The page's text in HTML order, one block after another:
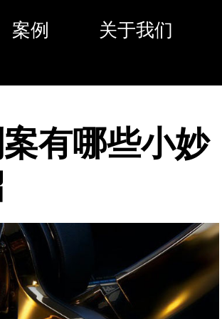
案例 关于我们
有哪些小妙